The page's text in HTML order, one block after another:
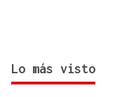
Lo más visto